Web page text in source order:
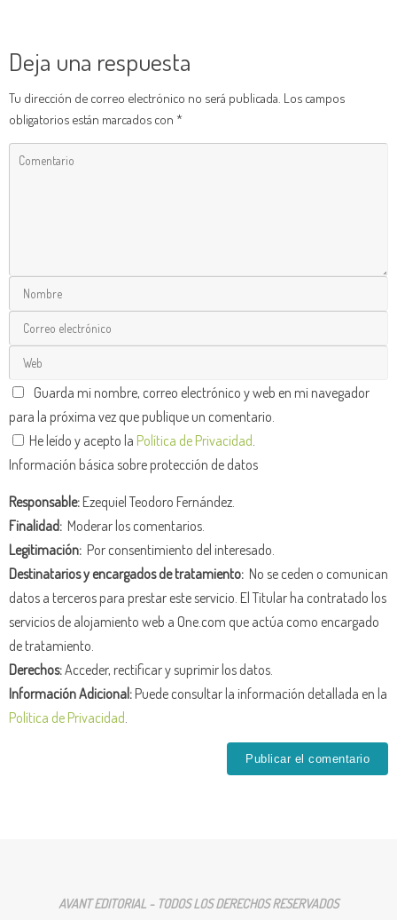
Deja una respuesta
Tu dirección de correo electrónico no será publicada. Los campos
obligatorios están marcados con *
Guarda mi nombre, correo electrónico y web en mi navegador
para la próxima vez que publique un comentario.
He leído y acepto la Política de Privacidad
Información básica sobre protección de datos
Responsable:Ezequiel Teodoro Fernández.
Finalidad: Moderar los comentarios.
Legitimación: Por consentimiento del interesado.
Destinatarios y encargados de tratamiento: No se ceden o comunican
datos a terceros para prestar este servicio. El Titular ha contratado los
servicios de alojamiento web a One.com que actúa como encargado
de tratamiento.
Derechos:Acceder, rectificar y suprimir los datos.
Información Adicional:Puede consultar la información detallada en la
Política de Privacidad
AVANT EDITORIAL - TODOS LOS DERECHOS RESERVADOS